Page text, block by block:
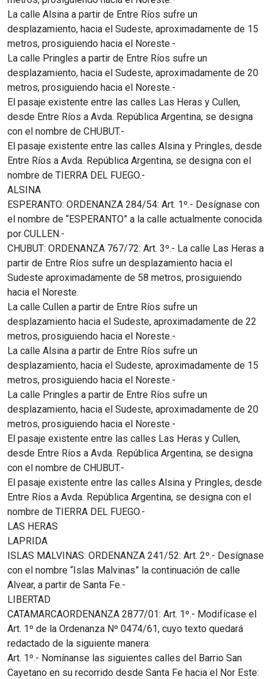
La calle Alsina a partir de Entre Ríos sufre un
desplazamiento, hacia el Sudeste, aproximadamente de 15
metros, prosiguiendo hacia el Noreste.-
La calle Pringles a partir de Entre Ríos sufre un
desplazamiento, hacia el Sudeste, aproximadamente de 20
metros, prosiguiendo hacia el Noreste.-
El pasaje existente entre las calles Las Heras y Cullen,
desde Entre Ríos a Avda. República Argentina, se designa
con el nombre de CHUBUT.-
El pasaje existente entre las calles Alsina y Pringles, desde
Entre Ríos a Avda. República Argentina, se designa con el
nombre de TIERRA DEL FUEGO.-
ALSINA
ESPERANTO: ORDENANZA 284/54: Art. 1º.- Desígnase con
el nombre de “ESPERANTO” a la calle actualmente conocida
por CULLEN.-
CHUBUT: ORDENANZA 767/72: Art. 3º.- La calle Las Heras a
partir de Entre Ríos sufre un desplazamiento hacia el
Sudeste aproximadamente de 58 metros, prosiguiendo
hacia el Noreste.
La calle Cullen a partir de Entre Ríos sufre un
desplazamiento hacia el Sudeste, aproximadamente de 22
metros, prosiguiendo hacia el Noreste.-
La calle Alsina a partir de Entre Ríos sufre un
desplazamiento, hacia el Sudeste, aproximadamente de 15
metros, prosiguiendo hacia el Noreste.-
La calle Pringles a partir de Entre Ríos sufre un
desplazamiento, hacia el Sudeste, aproximadamente de 20
metros, prosiguiendo hacia el Noreste.-
El pasaje existente entre las calles Las Heras y Cullen,
desde Entre Ríos a Avda. República Argentina, se designa
con el nombre de CHUBUT.-
El pasaje existente entre las calles Alsina y Pringles, desde
Entre Ríos a Avda. República Argentina, se designa con el
nombre de TIERRA DEL FUEGO.-
LAS HERAS
LAPRIDA
ISLAS MALVINAS: ORDENANZA 241/52: Art. 2º.- Desígnase
con el nombre “Islas Malvinas” la continuación de calle
Alvear, a partir de Santa Fe.-
LIBERTAD
CATAMARCAORDENANZA 2877/01: Art. 1º.- Modifícase el
Art. 1º de la Ordenanza Nº 0474/61, cuyo texto quedará
redactado de la siguiente manera:
Art. 1º.- Nomínanse las siguientes calles del Barrio San
Cayetano en su recorrido desde Santa Fe hacia el Nor Este: